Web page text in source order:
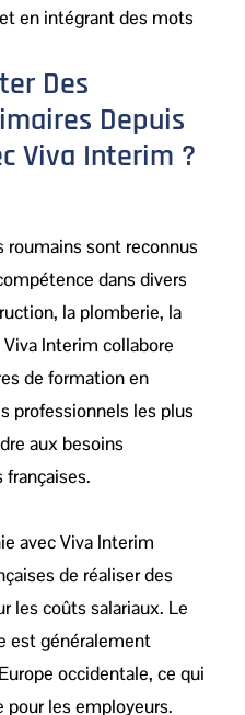
en intégrant des mots
Des
Depuis
Viva Interim ?
roumains sont reconnus
dans divers
la plomberie, la
Interim collabore
de formation en
professionnels les plus
aux besoins
avec Viva Interim
de réaliser des
les coûts salariaux. Le
est généralement
occidentale, ce qui
les employeurs.